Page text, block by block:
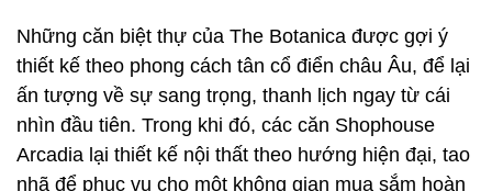
Những căn biệt thự của The Botanica được gợi ý
thiết kế theo phong cách tân cổ điển châu Âu, để lại
ấn tượng về sự sang trọng, thanh lịch ngay từ cái
nhìn đầu tiên. Trong khi đó, các căn Shophouse
Arcadia lại thiết kế nội thất theo hướng hiện đại, tao
nhã để phục vụ cho một không gian mua sắm hoàn